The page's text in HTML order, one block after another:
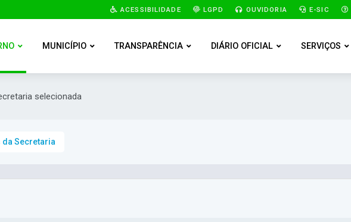
ACESSIBILIDADE LGPD OUVIDORIA E-SIC
MUNICÍPIO TRANSPARÊNCIA DIÁRIO OFICIAL SERVIÇOS
selecionada
da Secretaria